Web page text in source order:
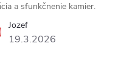
Jozef
19.3.2026
a sfunkčnenie kamier.